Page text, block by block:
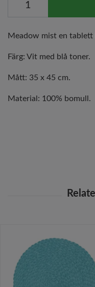
Meadow mist en
Färg: Vit med blå toner.
Mått: 35 x 45 cm.
Material: 100% bomull.